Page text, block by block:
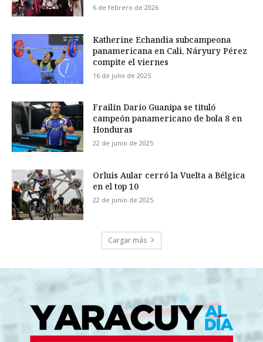
6 de febrero de 2026
Katherine Echandia subcampeona
panamericana en Cali, Náryury Pérez
compite el viernes
16 de julio de 2025
Frailín Darío Guanipa se tituló
campeón panamericano de bola 8 en
Honduras
22 de junio de 2025
Orluis Aular cerró la Vuelta a Bélgica
en el top 10
22 de junio de 2025
Cargar más